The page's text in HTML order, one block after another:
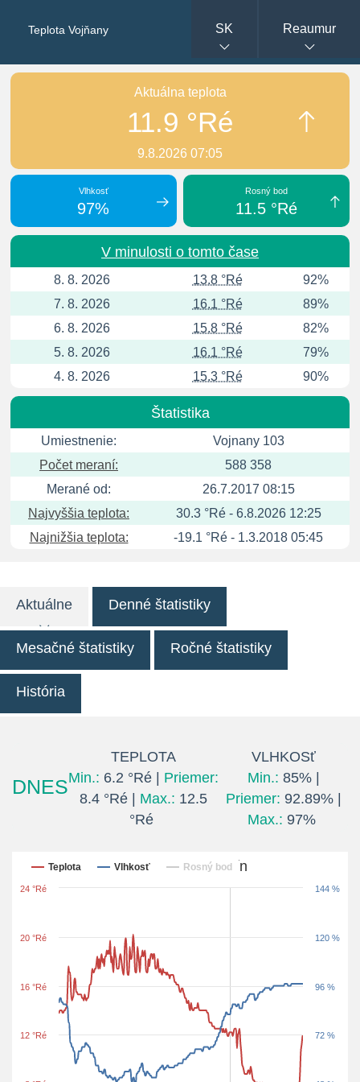
Teplota Vojňany SK Reaumur
Aktuálna teplota
11.9 °Ré
9.8.2026 07:05
Vlhkosť
97%
Rosný bod
11.5 °Ré
V minulosti o tomto čase
8. 8. 2026 13.8 °Ré
92%
7. 8. 2026
16.1 °Ré
89%
6. 8. 2026
15.8 °Ré
82%
5. 8. 2026
16.1 °Ré
79%
4. 8. 2026
15.3 °Ré 90%
Štatistika
Umiestnenie:
Vojnany 103
Počet meraní:
588 358
Merané od:
26.7.2017 08:15
Najvyššia teplota:
30.3 °Ré - 6.8.2026 12:25
Najnižšia teplota:
-19.1 °Ré - 1.3.2018 05:45
Aktuálne Denné štatistiky
Mesačné štatistiky Ročné štatistiky
História
DNES
TEPLOTA
Min.: 6.2 °Ré | Priemer:
8.4 °Ré | Max.: 12.5
°Ré
VLHKOSť
Min.: 85% |
Priemer: 92.89% |
Max.: 97%
Posledných 24 hodín
Teplota Vlhkosť Rosný bod
12 °Ré
16 °Ré
20 °Ré
24 °Ré
72 %
96 %
120 %
144 %